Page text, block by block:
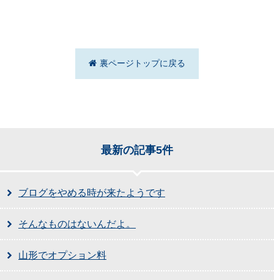
裏ページトップに戻る
最新の記事5件
ブログをやめる時が来たようです
そんなものはないんだよ。
山形でオプション料